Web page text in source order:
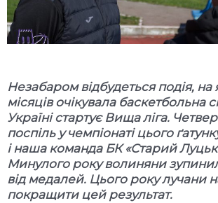
Незабаром відбудеться подія, на
місяців очікувала баскетбольна
Україні стартує Вища ліга.
поспіль у чемпіонаті цього
і наша команда БК «Старий
Минулого року волиняни
від медалей. Цього року лучани
покращити цей результат.